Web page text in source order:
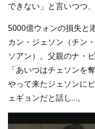
できない」と言いつつ
5000億ウォンの損失と
カン・ジェソン（チン
ソアン）。父親のナ・
「あいつはチェソンを
やって来たジェソンに
ェギョンだと話し…。